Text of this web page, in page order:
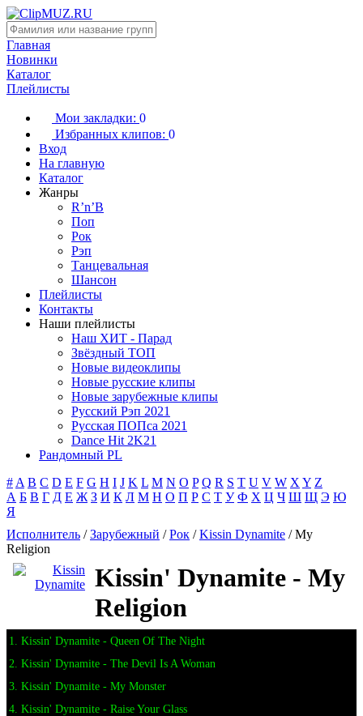
Главная
Новинки
Каталог
Плейлисты
Мои закладки: 0
Избранных клипов: 0
Вход
На главную
Каталог
Жанры
R’n’B
Поп
Рок
Рэп
Танцевальная
Шансон
Плейлисты
Контакты
Наши плейлисты
Наш ХИТ - Парад
Звёздный ТОП
Новые видеоклипы
Новые русские клипы
Новые зарубежные клипы
Русский Рэп 2021
Русская ПОПса 2021
Dance Hit 2K21
Рандомный PL
# A B C D E F G H I J K L M N O P Q R S T U V W X Y Z
А Б В Г Д Е Ж З И К Л М Н О П Р С Т У Ф Х Ц Ч Ш Щ Э Ю
Я
Исполнитель /Зарубежный /Рок /Kissin Dynamite / My
Religion
Kissin' Dynamite - My
Religion
1. Kissin' Dynamite - Queen Of The Night
2. Kissin' Dynamite - The Devil Is A Woman
3. Kissin' Dynamite - My Monster
4. Kissin' Dynamite - Raise Your Glass